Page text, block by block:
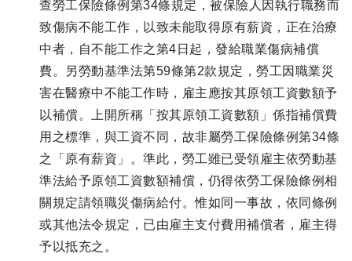
查勞工保險條例第34條規定，被保險人因執行職務而
致傷病不能工作，以致未能取得原有薪資，正在治療
中者，自不能工作之第4日起，發給職業傷病補償
費。另勞動基準法第59條第2款規定，勞工因職業災
害在醫療中不能工作時，雇主應按其原領工資數額予
以補償。上開所稱「按其原領工資數額」係指補償費
用之標準，與工資不同，故非屬勞工保險條例第34條
之「原有薪資」。準此，勞工雖已受領雇主依勞動基
準法給予原領工資數額補償，仍得依勞工保險條例相
關規定請領職災傷病給付。惟如同一事故，依同條例
或其他法令規定，已由雇主支付費用補償者，雇主得
予以抵充之。